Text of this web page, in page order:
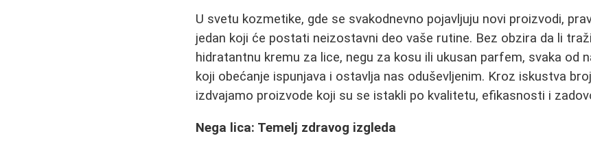
U svetu kozmetike, gde se svakodnevno pojavljuju novi proizvodi,
jedan koji će postati neizostavni deo vaše rutine. Bez obzira da li
hidratantnu kremu za lice, negu za kosu ili ukusan parfem, svaka od
koji obećanje ispunjava i ostavlja nas oduševljenim. Kroz iskustva
izdvajamo proizvode koji su se istakli po kvalitetu, efikasnosti i
Nega lica: Temelj zdravog izgleda